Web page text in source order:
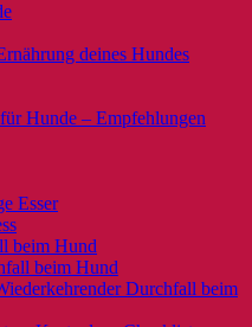
deines Hundes
Hunde – Empfehlungen
Esser
beim Hund
beim Hund
Durchfall beim